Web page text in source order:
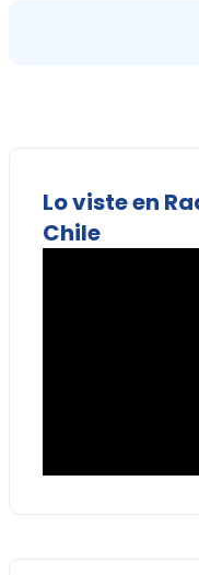
Lo viste en
Chile